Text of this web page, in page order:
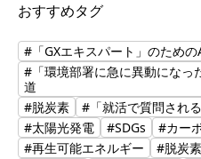
おすすめタグ
#「GXエキスパート」のため
#「環境部署に急に異動になっ
道
#脱炭素
#「就活で質問され
#太陽光発電
#SDGs
#カー
#再生可能エネルギー
#脱炭